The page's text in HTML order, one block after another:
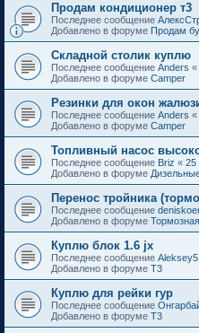
Продам кондиционер т3
Последнее сообщение
Добавлено в форуме Продам
Складной столик куплю
Последнее сообщение Anders «
Добавлено в форуме Camper
Резинки для окон
Последнее сообщение Anders «
Добавлено в форуме Camper
Топливный насос
Последнее сообщение Briz « 25
Добавлено в форуме
Перенос тройника
Последнее сообщение
Добавлено в форуме
Куплю блок 1.6 jx
Последнее сообщение
Добавлено в форуме T3
Куплю для рейки гур
Последнее сообщение
Добавлено в форуме T3